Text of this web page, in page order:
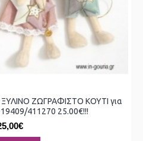
ΖΩΓΡΑΦΙΣΤΟ ΚΟΥΤΙ για
411270 25.00€!!!